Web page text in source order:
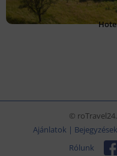
©
Ajánlatok | Bejegyzések
Rólunk